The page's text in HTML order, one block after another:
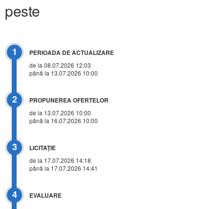
peste
1 PERIOADA DE ACTUALIZARE
de la 08.07.2026 12:03
până la 13.07.2026 10:00
2 PROPUNEREA OFERTELOR
de la 13.07.2026 10:00
până la 16.07.2026 10:00
3 LICITAŢIE
de la 17.07.2026 14:18
până la 17.07.2026 14:41
4 EVALUARE